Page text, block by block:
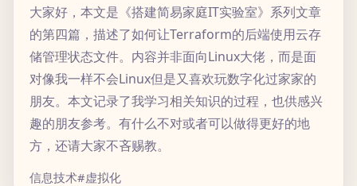
大家好，本文是《搭建简易家庭IT实验室》系列文章
的第四篇，描述了如何让Terraform的后端使用云存
储管理状态文件。内容并非面向Linux大佬，而是面
对像我一样不会Linux但是又喜欢玩数字化过家家的
朋友。本文记录了我学习相关知识的过程，也供感兴
趣的朋友参考。有什么不对或者可以做得更好的地
方，还请大家不吝赐教。
信息技术#虚拟化